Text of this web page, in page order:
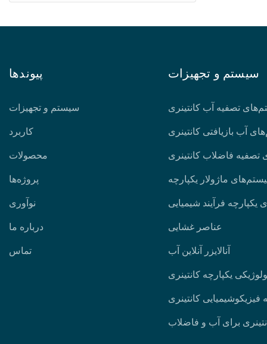
پیوندها
سیستم و تجهیزات
کاربرد
محصولات
پروژه‌ها
نوآوری
درباره ما
تماس
سیستم و تجهیزات
تصفیه آب کانتینری
آب بازیافتی کانتینری
فاضلاب کانتینری
ماژولار یکپارچه
فرآیند شیمیایی
عناصر غشایی
آنالایزر آنلاین آب
یکپارچه کانتینری
کانتینری
برای آب و فاضلاب